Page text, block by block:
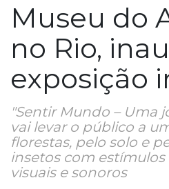
Museu do
no Rio,
exposição
"Sentir Mundo – Uma
vai levar o público a
florestas, pelo solo e
insetos com estímulos
visuais e sonoros